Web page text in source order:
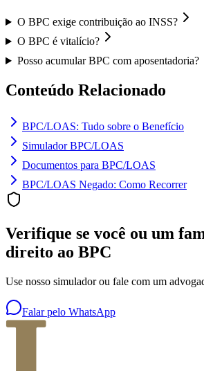
O BPC exige contribuição ao INSS?
O BPC é vitalício?
Posso acumular BPC com aposentadoria?
Conteúdo Relacionado
BPC/LOAS: Tudo sobre o Benefício
Simulador BPC/LOAS
Documentos para BPC/LOAS
BPC/LOAS Negado: Como Recorrer
Verifique se você ou um
direito ao BPC
Use nosso simulador ou fale com um
Falar pelo WhatsApp